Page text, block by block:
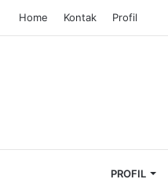
Home Kontak Profil
PROFIL